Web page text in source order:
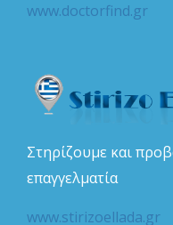
www.doctorfind.gr
Στηρίζουμε και
επαγγελματία
www.stirizoellada.gr